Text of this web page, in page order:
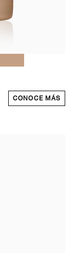
CONOCE MÁS